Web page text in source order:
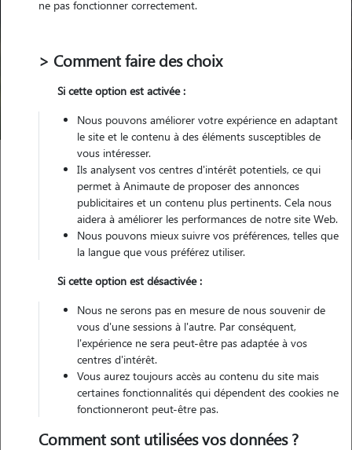
Pour quel animal ?
Trouver mon Pet Sitter
Garde animaux France Occitanie Lot Cahors
Nos dog sitters à Cahors
ne pas fonctionner correctement.
> Comment faire des choix
Si cette option est activée :
Nous pouvons améliorer votre expérience en adaptant
le site et le contenu à des éléments susceptibles de
vous intéresser.
Ils analysent vos centres d'intérêt potentiels, ce qui
permet à Animaute de proposer des annonces
publicitaires et un contenu plus pertinents. Cela nous
aidera à améliorer les performances de notre site Web.
Nous pouvons mieux suivre vos préférences, telles que
la langue que vous préférez utiliser.
Si cette option est désactivée :
Nous ne serons pas en mesure de nous souvenir de
vous d'une sessions à l'autre. Par conséquent,
l'expérience ne sera peut-être pas adaptée à vos
centres d'intérêt.
Vous aurez toujours accès au contenu du site mais
certaines fonctionnalités qui dépendent des cookies ne
fonctionneront peut-être pas.
Comment sont utilisées vos données ?